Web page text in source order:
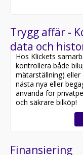
Vid blandad
Besiktigad till och
Möjlighet till 12-60
Servicehistorik:
2017-08-14 - 282
2018-08-29 - 565
2019-09-23 - 973 mil
2020-11-23 - 1406
Besök
Trygg affär -
data och
Hos Klickets
kontrollera både
mätarställning) eller
nästa nya eller
använda för
och säkrare bilköp!
Finansiering